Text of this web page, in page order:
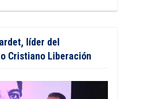
líder del
Cristiano Liberación